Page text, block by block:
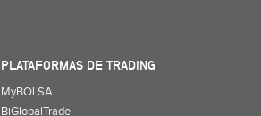
PLATAFORMAS DE TRADING
MyBOLSA
BiGlobalTrade